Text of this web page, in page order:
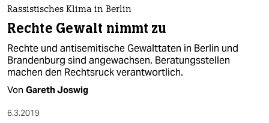
Rassistisches Klima in Berlin
Rechte Gewalt nimmt zu
Rechte und antisemitische Gewalttaten in Berlin und
Brandenburg sind angewachsen. Beratungsstellen
machen den Rechtsruck verantwortlich.
Von Gareth Joswig
6.3.2019